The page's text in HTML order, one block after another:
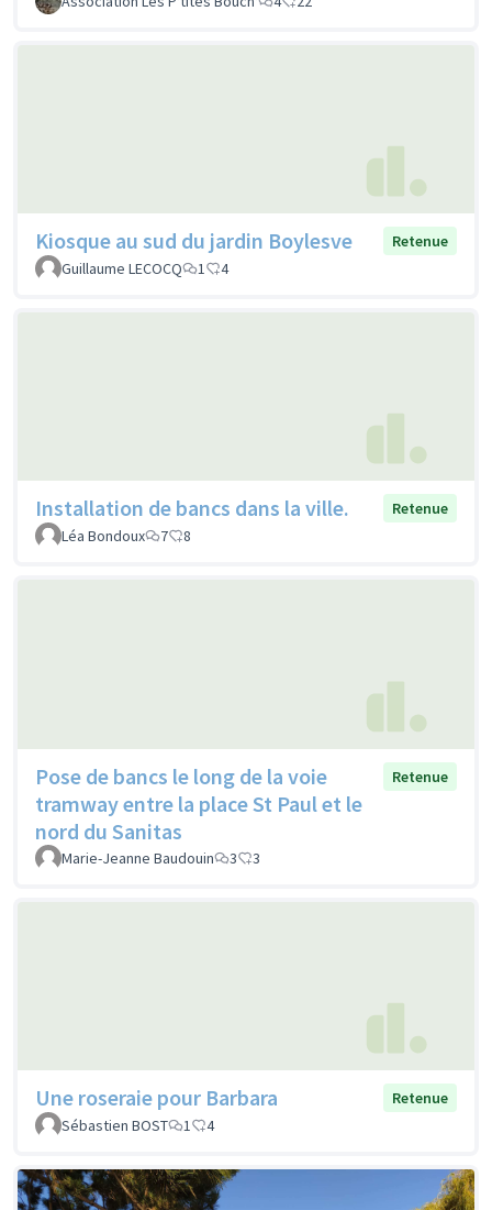
Kiosque au sud du jardin Boylesve
Retenue
Guillaume LECOCQ
1 4
Installation de bancs dans la ville.
Retenue
Léa Bondoux
7 8
Pose de bancs le long de la voie
tramway entre la place St Paul et le
nord du Sanitas
Retenue
Marie-Jeanne Baudouin 3 3
Une roseraie pour Barbara
Retenue
Sébastien BOST
1 4